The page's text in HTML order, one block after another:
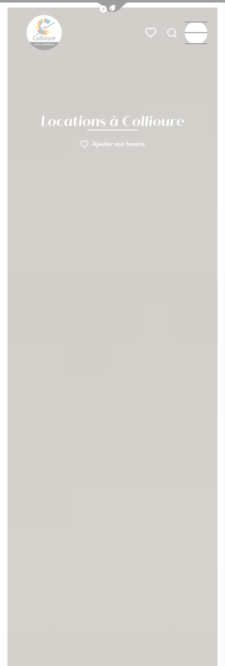
Afficher la barre de navigation du
Mes favoris
Je
Menu
Locations à Collioure
Ajouter aux favoris